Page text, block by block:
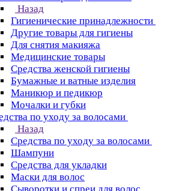
Назад
Гигиенические принадлежности
Другие товары для гигиены
Для снятия макияжа
Медицинские товары
Средства женской гигиены
Бумажные и ватные изделия
Маникюр и педикюр
Мочалки и губки
по уходу за волосами
Назад
Средства по уходу за волосами
Шампуни
Средства для укладки
Маски для волос